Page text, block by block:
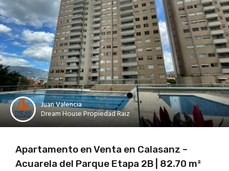
Juan Valencia
Dream House Propiedad Raiz
Apartamento en Venta en Calasanz –
Acuarela del Parque Etapa 2B | 82.70 m²